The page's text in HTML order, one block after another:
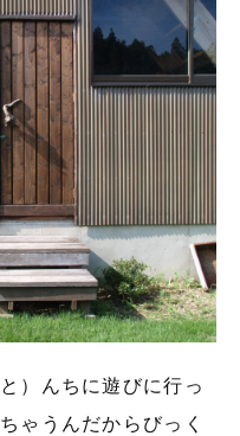
）んちに遊びに行っ
ゃうんだからびっく